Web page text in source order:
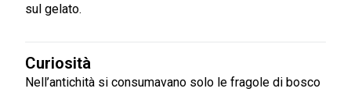
sul gelato.
Curiosità
Nell’antichità si consumavano solo le fragole di bosco